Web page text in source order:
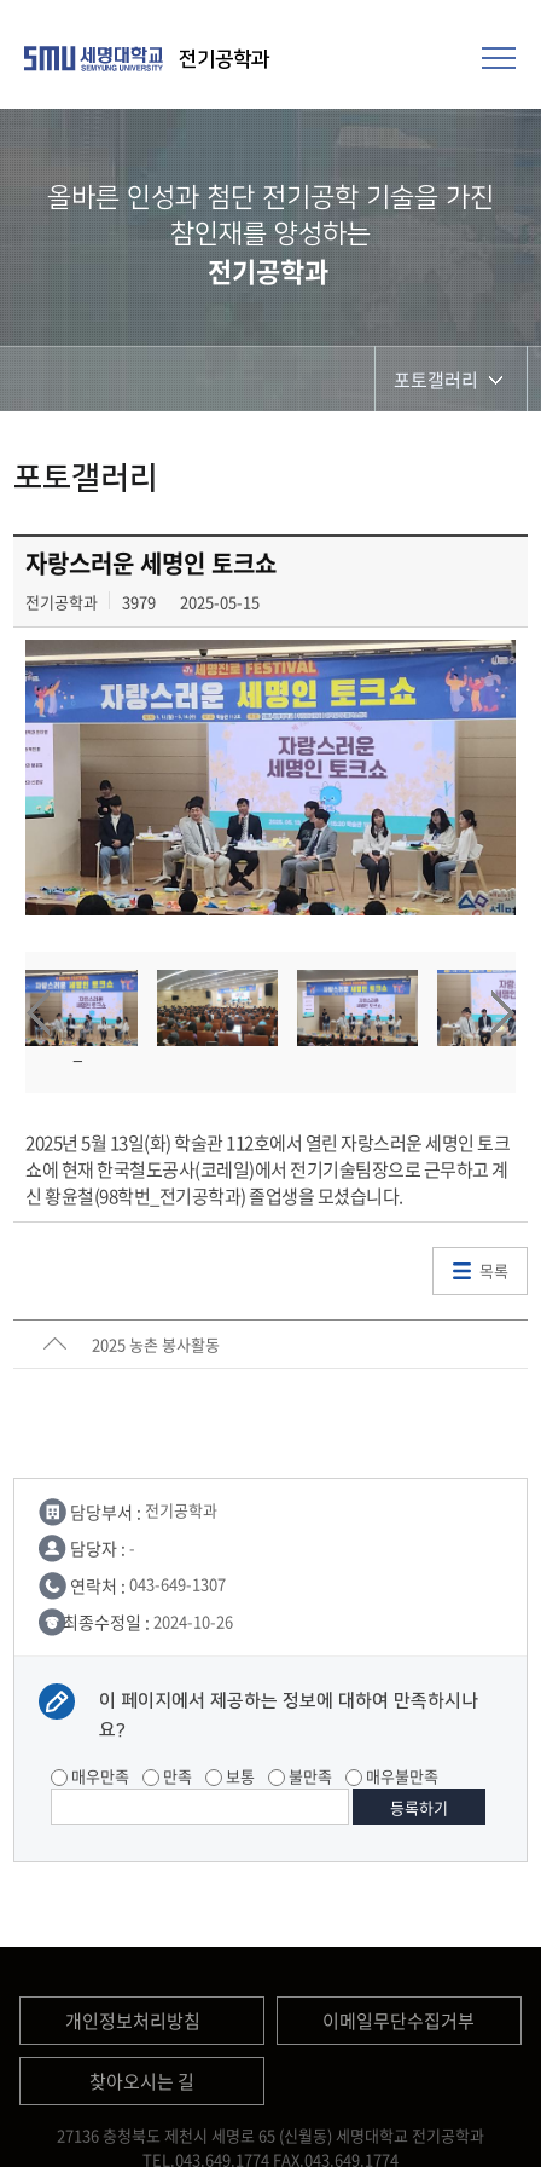
전기공학과
올바른 인성과 첨단 전기공학 기술을 가진
참인재를 양성하는
전기공학과
포토갤러리
전공자료실
정보자료실
포토갤러리
자랑스러운 세명인 토크쇼
전기공학과 3979 2025-05-15
2025년 5월 13일(화) 학술관 112호에서 열린 자랑스러운 세명인 토크
쇼에 현재 한국철도공사(코레일)에서 전기기술팀장으로 근무하고 계
신 황윤철(98학번_전기공학과) 졸업생을 모셨습니다.
목록
2025 농촌 봉사활동
담당부서 : 전기공학과
담당자 : -
연락처 : 043-649-1307
최종수정일 : 2024-10-26
이 페이지에서 제공하는 정보에 대하여 만족하시나
요?
매우만족 만족 보통 불만족 매우불만족
개인정보처리방침 이메일무단수집거부
찾아오시는 길
27136 충청북도 제천시 세명로 65 (신월동) 세명대학교 전기공학과
TEL.043.649.1774 FAX.043.649.1774